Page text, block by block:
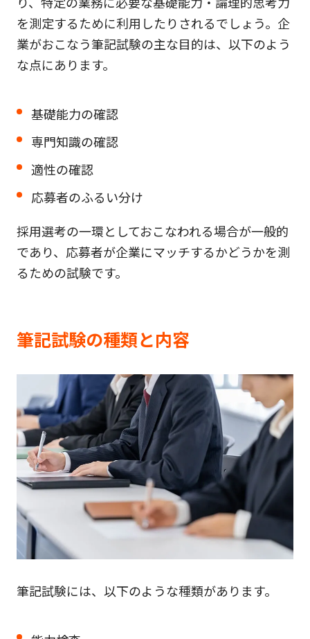
を測定するために利用したりされるでしょう。企
業がおこなう筆記試験の主な目的は、以下のよう
な点にあります。
基礎能力の確認
専門知識の確認
適性の確認
応募者のふるい分け
採用選考の一環としておこなわれる場合が一般的
であり、応募者が企業にマッチするかどうかを測
るための試験です。
筆記試験の種類と内容
筆記試験には、以下のような種類があります。